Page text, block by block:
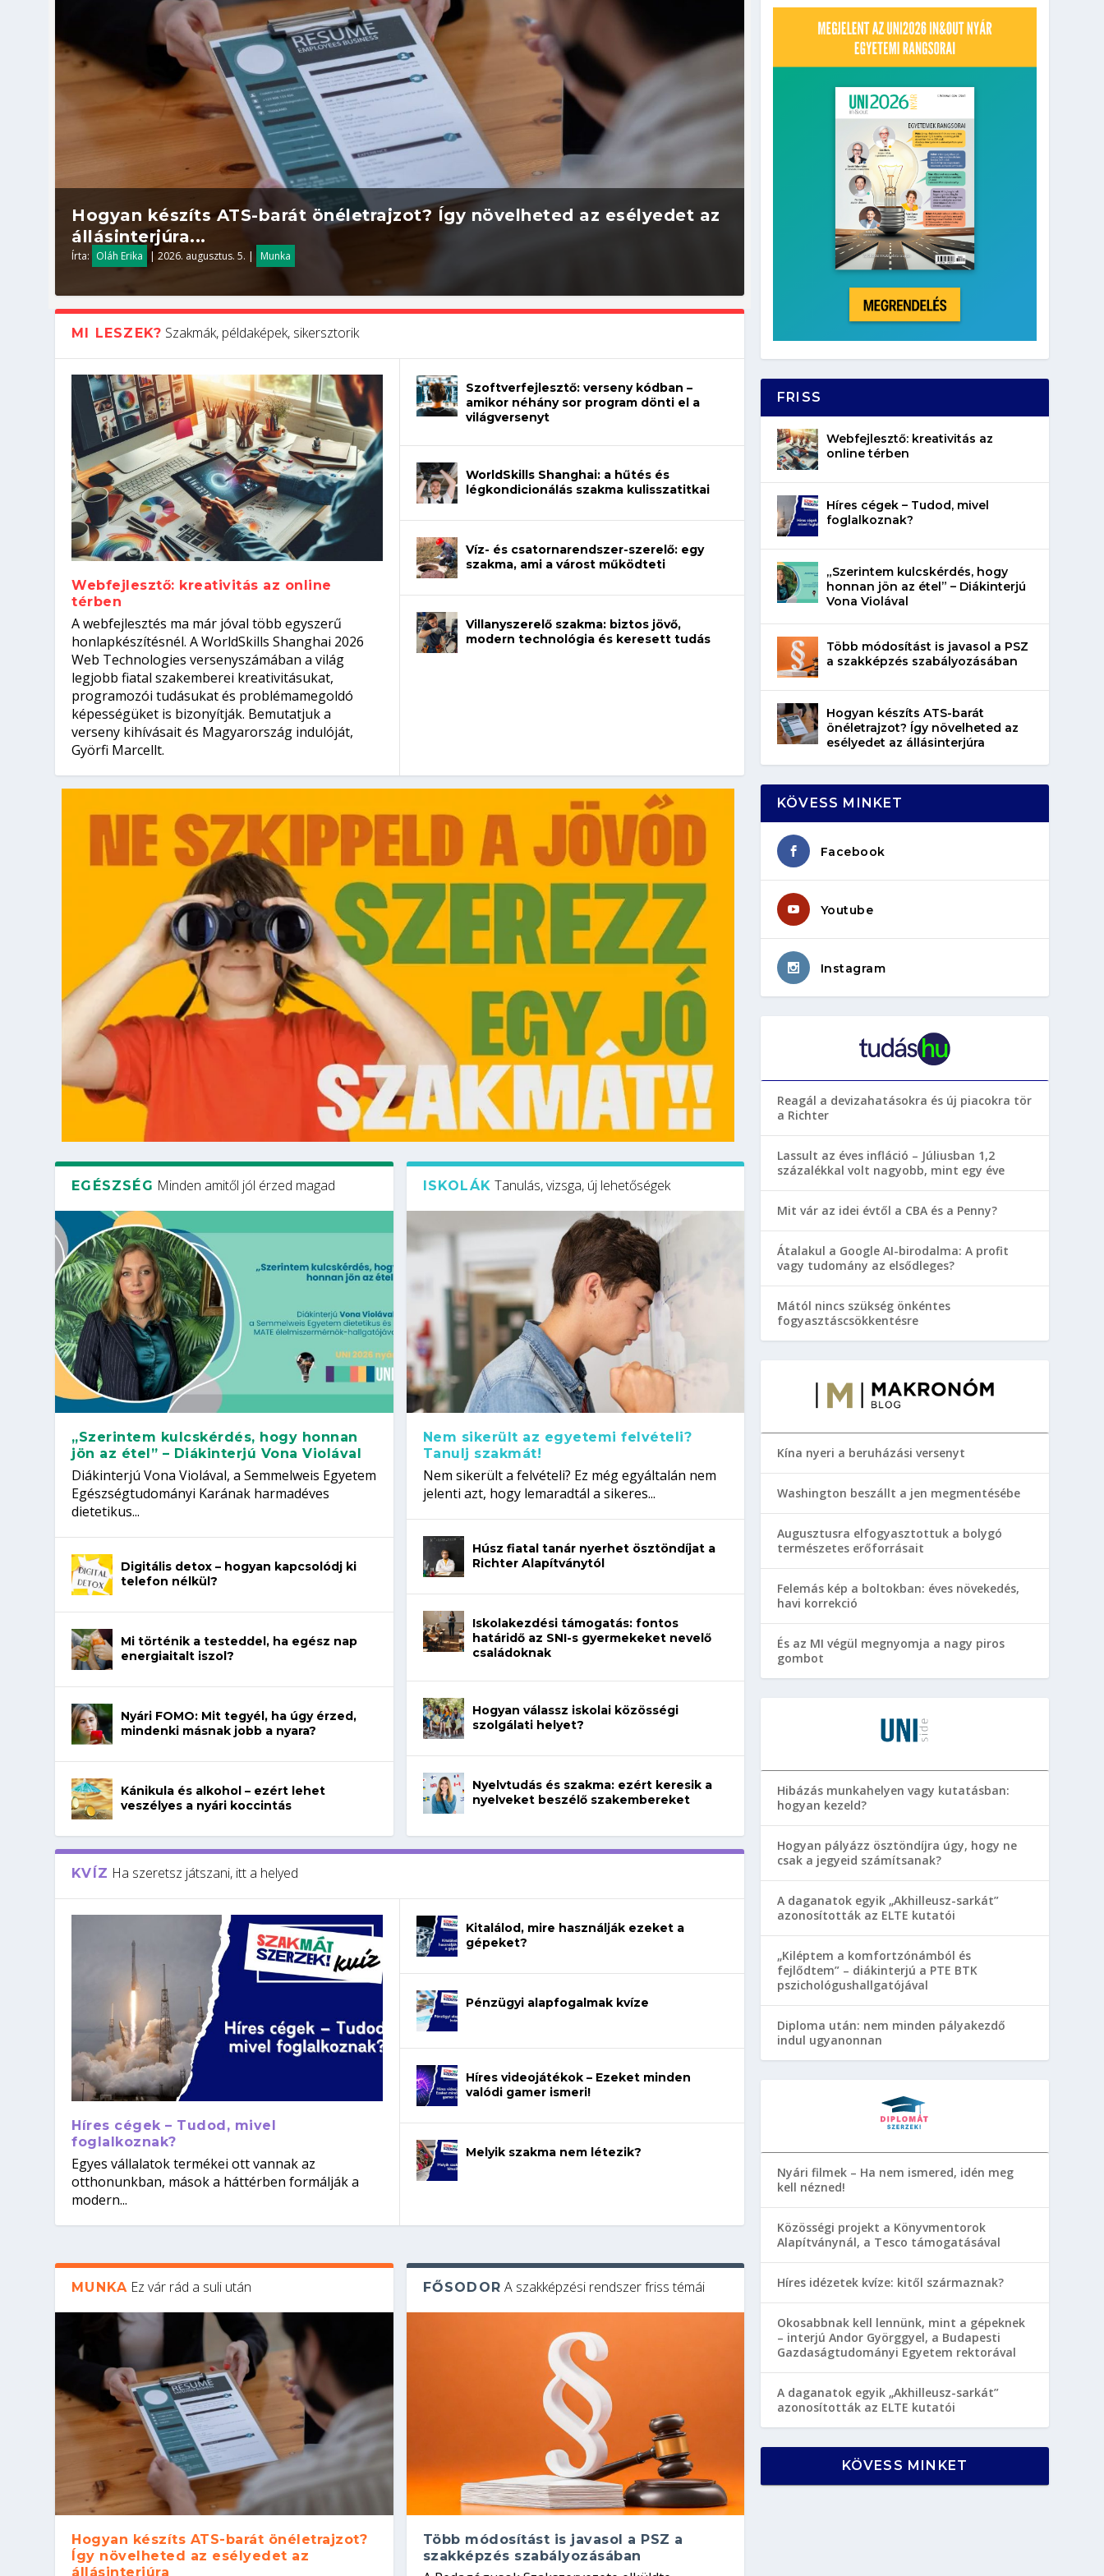
Hogyan készíts ATS-barát önéletrajzot? Így növelheted az esélyedet az
állásinterjúra...
Írta: Oláh Erika |2026. augusztus. 5. | Munka
Kitalálod, mire használják ezeket a gépeket?
Írta: Tóth Mónika |2026. augusztus. 4.| Kvíz
Nem sikerült az egyetemi felvételi? Tanulj szakmát!
Írta: Oláh Erika |2026. augusztus. 4.| Iskolák
Szoftverfejlesztő: verseny kódban – amikor néhány sor program dönti
el a világversenyt...
Írta: Szakmát Szerzek | 2026. augusztus. 3.| Mi leszek?
Digitális detox – hogyan kapcsolódj ki telefon nélkül?
Írta: Oláh Erika |2026. augusztus. 3.| Egészség
MI LESZEK? Szakmák, példaképek, sikersztorik
Webfejlesztő: kreativitás az online
térben
A webfejlesztés ma már jóval több egyszerű
honlapkészítésnél. A WorldSkills Shanghai 2026
Web Technologies versenyszámában a világ
legjobb fiatal szakemberei kreativitásukat,
programozói tudásukat és problémamegoldó
képességüket is bizonyítják. Bemutatjuk a
verseny kihívásait és Magyarország indulóját,
Györfi Marcellt.
Szoftverfejlesztő: verseny kódban –
amikor néhány sor program dönti el a
világversenyt
WorldSkills Shanghai: a hűtés és
légkondicionálás szakma kulisszatitkai
Víz- és csatornarendszer-szerelő: egy
szakma, ami a várost működteti
Villanyszerelő szakma: biztos jövő,
modern technológia és keresett tudás
EGÉSZSÉG Minden amitől jól érzed magad
„Szerintem kulcskérdés, hogy honnan
jön az étel” – Diákinterjú Vona Violával
Diákinterjú Vona Violával, a Semmelweis Egyetem
Egészségtudományi Karának harmadéves
dietetikus...
Digitális detox – hogyan kapcsolódj ki
telefon nélkül?
Mi történik a testeddel, ha egész nap
energiaitalt iszol?
Nyári FOMO: Mit tegyél, ha úgy érzed,
mindenki másnak jobb a nyara?
Kánikula és alkohol – ezért lehet
veszélyes a nyári koccintás
ISKOLÁK Tanulás, vizsga, új lehetőségek
Nem sikerült az egyetemi felvételi?
Tanulj szakmát!
Nem sikerült a felvételi? Ez még egyáltalán nem
jelenti azt, hogy lemaradtál a sikeres...
Húsz fiatal tanár nyerhet ösztöndíjat a
Richter Alapítványtól
Iskolakezdési támogatás: fontos
határidő az SNI-s gyermekeket nevelő
családoknak
Hogyan válassz iskolai közösségi
szolgálati helyet?
Nyelvtudás és szakma: ezért keresik a
nyelveket beszélő szakembereket
KVÍZ Ha szeretsz játszani, itt a helyed
Híres cégek – Tudod, mivel
foglalkoznak?
Egyes vállalatok termékei ott vannak az
otthonunkban, mások a háttérben formálják a
modern...
Kitalálod, mire használják ezeket a
gépeket?
Pénzügyi alapfogalmak kvíze
Híres videojátékok – Ezeket minden
valódi gamer ismeri!
Melyik szakma nem létezik?
MUNKA Ez vár rád a suli után
Hogyan készíts ATS-barát önéletrajzot?
Így növelheted az esélyedet az
állásinterjúra
FŐSODOR A szakképzési rendszer friss témái
Több módosítást is javasol a PSZ a
szakképzés szabályozásában
FRISS
Webfejlesztő: kreativitás az
online térben
Híres cégek – Tudod, mivel
foglalkoznak?
„Szerintem kulcskérdés, hogy
honnan jön az étel” – Diákinterjú
Vona Violával
Több módosítást is javasol a PSZ
a szakképzés szabályozásában
Hogyan készíts ATS-barát
önéletrajzot? Így növelheted az
esélyedet az állásinterjúra
KÖVESS MINKET
Facebook
Youtube
Instagram
Reagál a devizahatásokra és új piacokra tör
a Richter
Lassult az éves infláció – Júliusban 1,2
százalékkal volt nagyobb, mint egy éve
Mit vár az idei évtől a CBA és a Penny?
Átalakul a Google AI-birodalma: A profit
vagy tudomány az elsődleges?
Mától nincs szükség önkéntes
fogyasztáscsökkentésre
Kína nyeri a beruházási versenyt
Washington beszállt a jen megmentésébe
Augusztusra elfogyasztottuk a bolygó
természetes erőforrásait
Felemás kép a boltokban: éves növekedés,
havi korrekció
És az MI végül megnyomja a nagy piros
gombot
Hibázás munkahelyen vagy kutatásban:
hogyan kezeld?
Hogyan pályázz ösztöndíjra úgy, hogy ne
csak a jegyeid számítsanak?
A daganatok egyik „Akhilleusz-sarkát”
azonosították az ELTE kutatói
„Kiléptem a komfortzónámból és
fejlődtem” – diákinterjú a PTE BTK
pszichológushallgatójával
Diploma után: nem minden pályakezdő
indul ugyanonnan
Nyári filmek – Ha nem ismered, idén meg
kell nézned!
Közösségi projekt a Könyvmentorok
Alapítványnál, a Tesco támogatásával
Híres idézetek kvíze: kitől származnak?
Okosabbnak kell lennünk, mint a gépeknek
– interjú Andor Györggyel, a Budapesti
Gazdaságtudományi Egyetem rektorával
A daganatok egyik „Akhilleusz-sarkát”
azonosították az ELTE kutatói
KÖVESS MINKET